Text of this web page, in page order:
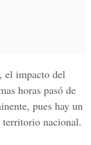
el impacto del
horas pasó de
pues hay un
territorio nacional.